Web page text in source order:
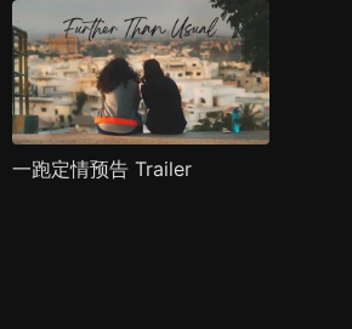
一跑定情预告 Trailer